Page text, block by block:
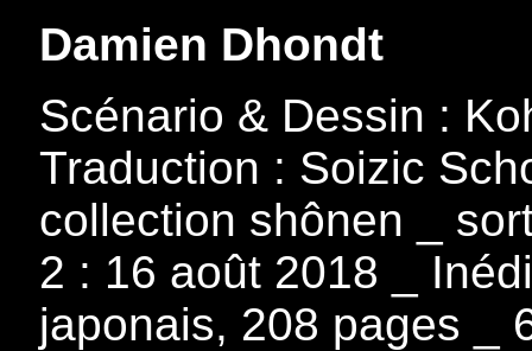
Damien Dhondt
Scénario & Dessin :
Traduction : Soizic
collection shônen _
2 : 16 août 2018 _
japonais, 208 pages _